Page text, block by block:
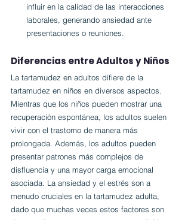
influir en la calidad de las interacciones
laborales, generando ansiedad ante
presentaciones o reuniones.
Diferencias entre Adultos y Niños
La tartamudez en adultos difiere de la
tartamudez en niños en diversos aspectos.
Mientras que los niños pueden mostrar una
recuperación espontánea, los adultos suelen
vivir con el trastorno de manera más
prolongada. Además, los adultos pueden
presentar patrones más complejos de
disfluencia y una mayor carga emocional
asociada. La ansiedad y el estrés son a
menudo cruciales en la tartamudez adulta,
dado que muchas veces estos factores son